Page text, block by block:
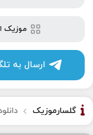
موزیک
ارسال به
گلسارموزیک